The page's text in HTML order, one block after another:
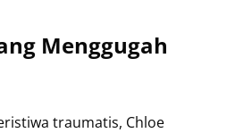
Menggugah
traumatis, Chloe